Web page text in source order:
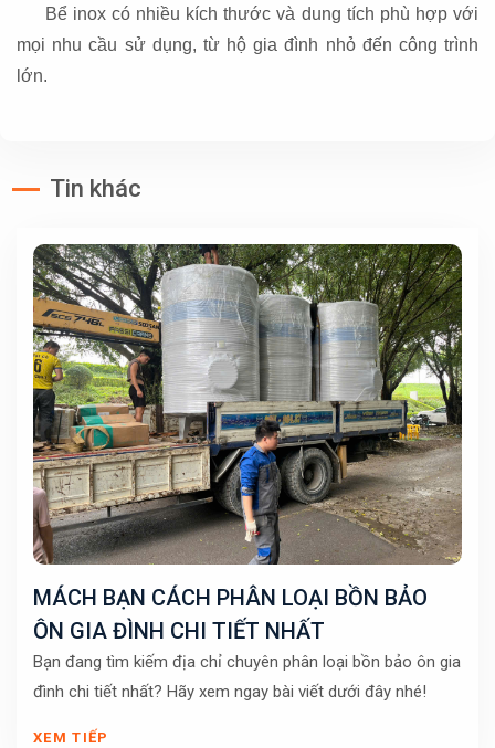
Bể inox có nhiều kích thước và dung tích phù hợp với
mọi nhu cầu sử dụng, từ hộ gia đình nhỏ đến công trình
lớn.
Tin khác
MÁCH BẠN CÁCH PHÂN LOẠI BỒN BẢO
ÔN GIA ĐÌNH CHI TIẾT NHẤT
Bạn đang tìm kiếm địa chỉ chuyên phân loại bồn bảo ôn gia
đình chi tiết nhất? Hãy xem ngay bài viết dưới đây nhé!
XEM TIẾP